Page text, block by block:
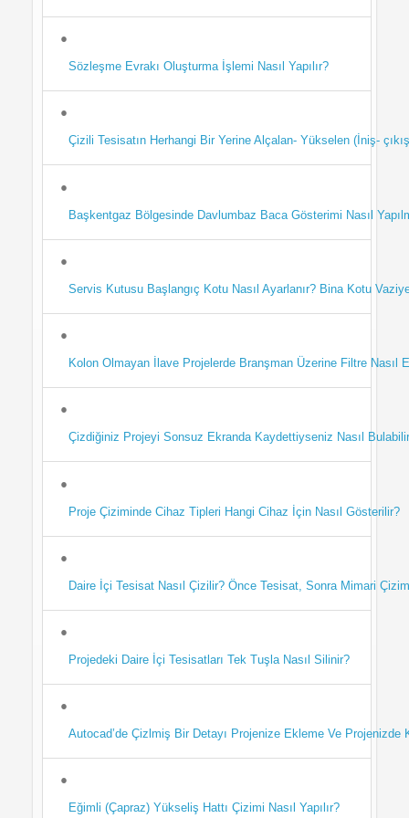
Sözleşme Evrakı Oluşturma İşlemi Nasıl Yapılır?
Çizili Tesisatın Herhangi Bir Yerine Alçalan- Yükselen (İniş-
Başkentgaz Bölgesinde Davlumbaz Baca Gösterimi Nasıl
Servis Kutusu Başlangıç Kotu Nasıl Ayarlanır? Bina Kotu
Kolon Olmayan İlave Projelerde Branşman Üzerine Filtre Nasıl
Çizdiğiniz Projeyi Sonsuz Ekranda Kaydettiyseniz Nasıl
Proje Çiziminde Cihaz Tipleri Hangi Cihaz İçin Nasıl Gösterilir?
Daire İçi Tesisat Nasıl Çizilir? Önce Tesisat, Sonra Mimari Çizimi
Projedeki Daire İçi Tesisatları Tek Tuşla Nasıl Silinir?
Autocad’de Çizlmiş Bir Detayı Projenize Ekleme Ve Projenizde
Eğimli (Çapraz) Yükseliş Hattı Çizimi Nasıl Yapılır?